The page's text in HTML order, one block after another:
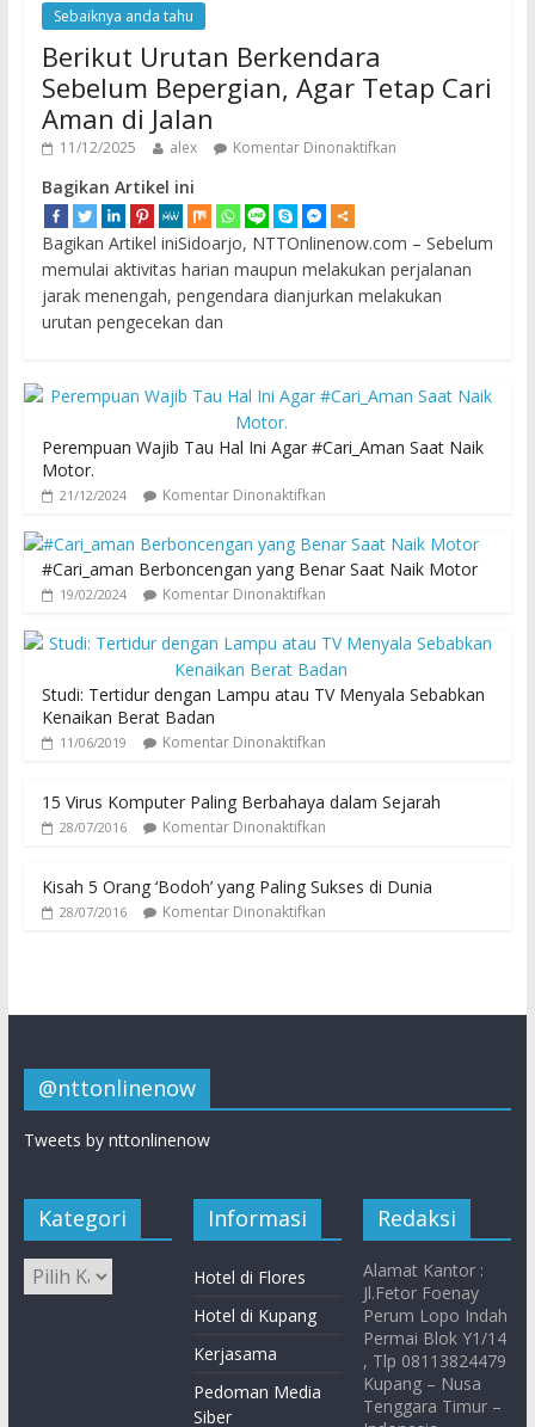
Sebaiknya anda tahu
Berikut Urutan Berkendara
Sebelum Bepergian, Agar Tetap Cari
Aman di Jalan
11/12/2025 alex Komentar Dinonaktifkan
Bagikan Artikel ini
Bagikan Artikel iniSidoarjo, NTTOnlinenow.com – Sebelum
memulai aktivitas harian maupun melakukan perjalanan
jarak menengah, pengendara dianjurkan melakukan
urutan pengecekan dan
Perempuan Wajib Tau Hal Ini Agar #Cari_Aman Saat Naik
Motor.
21/12/2024 Komentar Dinonaktifkan
#Cari_aman Berboncengan yang Benar Saat Naik Motor
19/02/2024 Komentar Dinonaktifkan
Studi: Tertidur dengan Lampu atau TV Menyala Sebabkan
Kenaikan Berat Badan
11/06/2019 Komentar Dinonaktifkan
15 Virus Komputer Paling Berbahaya dalam Sejarah
28/07/2016 Komentar Dinonaktifkan
Kisah 5 Orang ‘Bodoh’ yang Paling Sukses di Dunia
28/07/2016 Komentar Dinonaktifkan
@nttonlinenow
Tweets by nttonlinenow
Kategori Informasi
Hotel di Flores
Hotel di Kupang
Kerjasama
Pedoman Media
Siber
Redaksi
Alamat Kantor :
Jl.Fetor Foenay
Perum Lopo Indah
Permai Blok Y1/14
, Tlp 08113824479
Kupang – Nusa
Tenggara Timur –